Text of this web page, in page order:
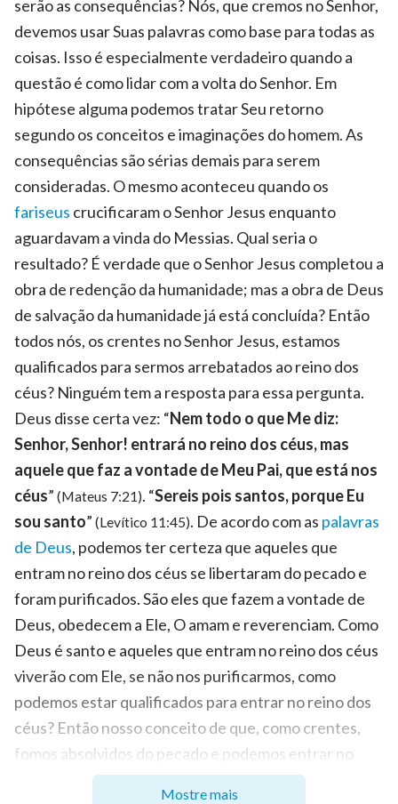
serão as consequências? Nós, que cremos no Senhor,
devemos usar Suas palavras como base para todas as
coisas. Isso é especialmente verdadeiro quando a
questão é como lidar com a volta do Senhor. Em
hipótese alguma podemos tratar Seu retorno
segundo os conceitos e imaginações do homem. As
consequências são sérias demais para serem
consideradas. O mesmo aconteceu quando os
fariseus crucificaram o Senhor Jesus enquanto
aguardavam a vinda do Messias. Qual seria o
resultado? É verdade que o Senhor Jesus completou a
obra de redenção da humanidade; mas a obra de Deus
de salvação da humanidade já está concluída? Então
todos nós, os crentes no Senhor Jesus, estamos
qualificados para sermos arrebatados ao reino dos
céus? Ninguém tem a resposta para essa pergunta.
Deus disse certa vez: “Nem todo o que Me diz:
Senhor, Senhor! entrará no reino dos céus, mas
aquele que faz a vontade de Meu Pai, que está nos
céus” (Mateus 7:21). “Sereis pois santos, porque Eu
sou santo” (Levítico 11:45). De acordo com as palavras
de Deus, podemos ter certeza que aqueles que
entram no reino dos céus se libertaram do pecado e
foram purificados. São eles que fazem a vontade de
Deus, obedecem a Ele, O amam e reverenciam. Como
Deus é santo e aqueles que entram no reino dos céus
viverão com Ele, se não nos purificarmos, como
podemos estar qualificados para entrar no reino dos
céus? Então nosso conceito de que, como crentes,
fomos absolvidos do pecado e podemos entrar no
reino dos céus é uma completa incompreensão da
Mostre mais